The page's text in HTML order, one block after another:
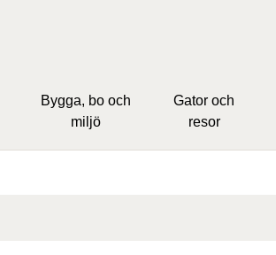
Bygga, bo och
miljö
Gator och
resor